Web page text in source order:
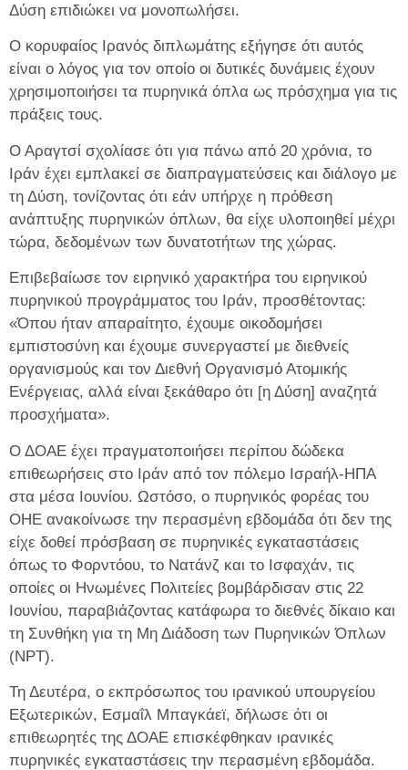
Δύση επιδιώκει να μονοπωλήσει.
Ο κορυφαίος Ιρανός διπλωμάτης εξήγησε ότι αυτός
είναι ο λόγος για τον οποίο οι δυτικές δυνάμεις έχουν
χρησιμοποιήσει τα πυρηνικά όπλα ως πρόσχημα για τις
πράξεις τους.
Ο Αραγτσί σχολίασε ότι για πάνω από 20 χρόνια, το
Ιράν έχει εμπλακεί σε διαπραγματεύσεις και διάλογο με
τη Δύση, τονίζοντας ότι εάν υπήρχε η πρόθεση
ανάπτυξης πυρηνικών όπλων, θα είχε υλοποιηθεί μέχρι
τώρα, δεδομένων των δυνατοτήτων της χώρας.
Επιβεβαίωσε τον ειρηνικό χαρακτήρα του ειρηνικού
πυρηνικού προγράμματος του Ιράν, προσθέτοντας:
«Όπου ήταν απαραίτητο, έχουμε οικοδομήσει
εμπιστοσύνη και έχουμε συνεργαστεί με διεθνείς
οργανισμούς και τον Διεθνή Οργανισμό Ατομικής
Ενέργειας, αλλά είναι ξεκάθαρο ότι [η Δύση] αναζητά
προσχήματα».
Ο ΔΟΑΕ έχει πραγματοποιήσει περίπου δώδεκα
επιθεωρήσεις στο Ιράν από τον πόλεμο Ισραήλ-ΗΠΑ
στα μέσα Ιουνίου. Ωστόσο, ο πυρηνικός φορέας του
ΟΗΕ ανακοίνωσε την περασμένη εβδομάδα ότι δεν της
είχε δοθεί πρόσβαση σε πυρηνικές εγκαταστάσεις
όπως το Φορντόου, το Νατάνζ και το Ισφαχάν, τις
οποίες οι Ηνωμένες Πολιτείες βομβάρδισαν στις 22
Ιουνίου, παραβιάζοντας κατάφωρα το διεθνές δίκαιο και
τη Συνθήκη για τη Μη Διάδοση των Πυρηνικών Όπλων
(NPT).
Τη Δευτέρα, ο εκπρόσωπος του ιρανικού υπουργείου
Εξωτερικών, Εσμαΐλ Μπαγκάεϊ, δήλωσε ότι οι
επιθεωρητές της ΔΟΑΕ επισκέφθηκαν ιρανικές
πυρηνικές εγκαταστάσεις την περασμένη εβδομάδα.